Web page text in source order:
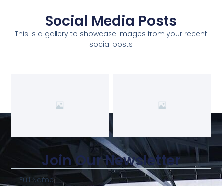
Social Media Posts
This is a gallery to showcase images from your recent
social posts
Join Our Newsletter